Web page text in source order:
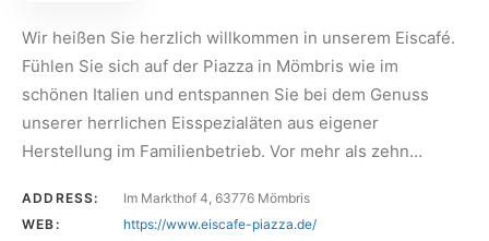
Wir heißen Sie herzlich willkommen in unserem Eiscafé.
Fühlen Sie sich auf der Piazza in Mömbris wie im
schönen Italien und entspannen Sie bei dem Genuss
unserer herrlichen Eisspezialäten aus eigener
Herstellung im Familienbetrieb. Vor mehr als zehn…
ADDRESS:
Im Markthof 4, 63776 Mömbris
WEB:
https://www.eiscafe-piazza.de/